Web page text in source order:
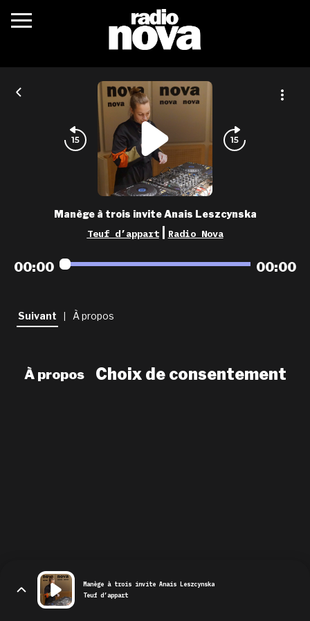
c’était quoi ?
actualités
podcasts
fréquences
nova aime
les grilles
playlists
newsletter
Manège à trois invite Anais Leszcynska
Teuf d’appart Radio Nova
00:00 00:00
Suivant À propos
À propos Choix de consentement
Manège à trois invite Anais Leszcynska
Teuf d’appart